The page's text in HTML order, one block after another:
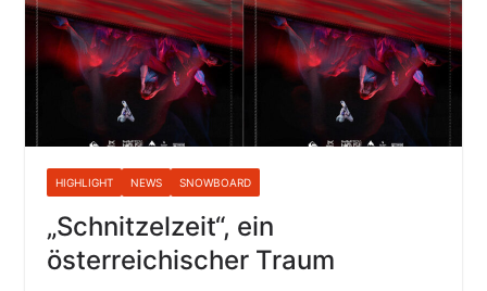
HIGHLIGHT NEWS SNOWBOARD
„Schnitzelzeit“, ein
österreichischer Traum